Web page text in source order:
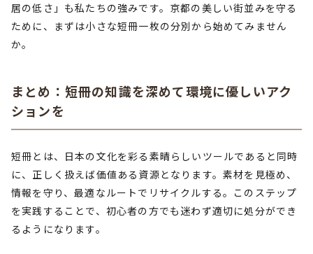
居の低さ」も私たちの強みです。京都の美しい街並みを守る
ために、まずは小さな短冊一枚の分別から始めてみません
か。
まとめ：短冊の知識を深めて環境に優しいアク
ションを
短冊とは、日本の文化を彩る素晴らしいツールであると同時
に、正しく扱えば価値ある資源となります。素材を見極め、
情報を守り、最適なルートでリサイクルする。このステップ
を実践することで、初心者の方でも迷わず適切に処分ができ
るようになります。